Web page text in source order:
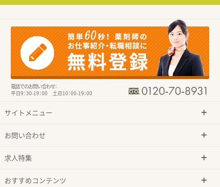
電話でのお問い合わせ：
平日9：30-19：00 土日10：00-19：00
サイトメニュー
お問い合わせ
求人特集
おすすめコンテンツ